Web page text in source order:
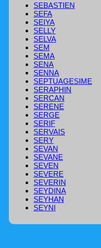
SEBASTIEN
SEFA
SEIYA
SELLY
SELVA
SEM
SEMA
SENA
SENNA
SEPTUAGESIME
SERAPHIN
SERCAN
SERENE
SERGE
SERIF
SERVAIS
SERY
SEVAN
SEVANE
SEVEN
SEVERE
SEVERIN
SEYDINA
SEYHAN
SEYNI